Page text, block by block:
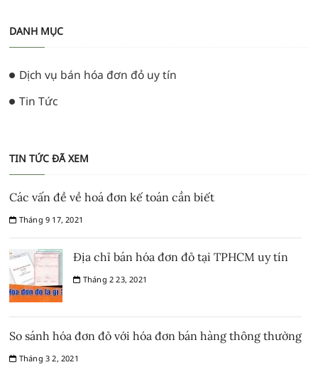
DANH MỤC
Dịch vụ bán hóa đơn đỏ uy tín
Tin Tức
TIN TỨC ĐÃ XEM
Các vấn đề về hoá đơn kế toán cần biết
Tháng 9 17, 2021
Địa chỉ bán hóa đơn đỏ tại TPHCM uy tín
Tháng 2 23, 2021
So sánh hóa đơn đỏ với hóa đơn bán hàng thông thường
Tháng 3 2, 2021